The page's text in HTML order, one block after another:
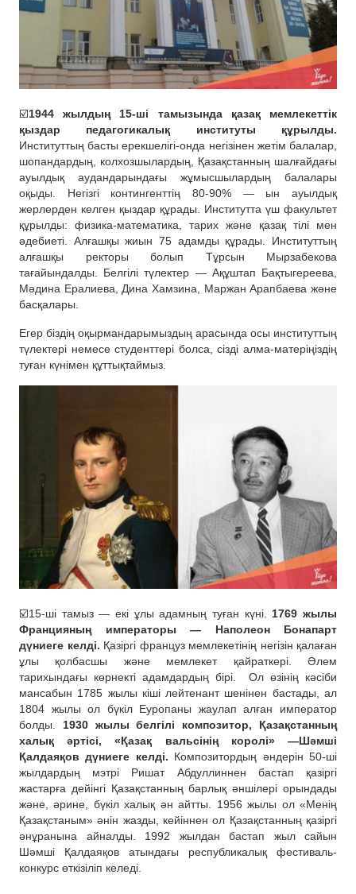
☑️1944 жылдың 15-ші тамызында қазақ мемлекеттік
қыздар педагогикалық институты құрылды.
Институттың басты ерекшелігі-онда негізінен жетім балалар,
шопандардың, колхозшылардың, Қазақстанның шалғайдағы
ауылдық аудандарындағы жұмысшылардың балалары
оқыды. Негізгі контингенттің 80-90% — ын ауылдық
жерлерден келген қыздар құрады. Институтта үш факультет
құрылды: физика-математика, тарих және қазақ тілі мен
әдебиеті. Алғашқы жиын 75 адамды құрады. Институттың
алғашқы ректоры болып Тұрсын Мырзабекова
тағайындалды. Белгілі түлектер — Ақұштап Бақтыгереева,
Мәдина Ералиева, Дина Хамзина, Маржан Арапбаева және
басқалары.
Егер біздің оқырмандарымыздың арасында осы институттың
түлектері немесе студенттері болса, сізді алма-матеріңіздің
туған күнімен құттықтаймыз.
☑️15-ші тамыз — екі ұлы адамның туған күні. 1769 жылы
Францияның императоры — Наполеон Бонапарт
дүниеге келді. Қазіргі француз мемлекетінің негізін қалаған
ұлы қолбасшы және мемлекет қайраткері. Әлем
тарихындағы көрнекті адамдардың бірі.
Ол өзінің кәсіби
мансабын 1785 жылы кіші лейтенант шенінен бастады, ал
1804 жылы ол бүкіл Еуропаны жаулап алған император
болды. 1930 жылы белгілі композитор, Қазақстанның
халық әртісі, «Қазақ вальсінің королі» —Шәмші
Қалдаяқов дүниеге келді. Композитордың әндерін 50-ші
жылдардың мэтрі Ришат Абдуллиннен бастап қазіргі
жастарға дейінгі Қазақстанның барлық әншілері орындады
және, әрине, бүкіл халық ән айтты. 1956 жылы ол «Менің
Қазақстаным» әнін жазды, кейіннен ол Қазақстанның қазіргі
әнұранына айналды. 1992 жылдан бастап жыл сайын
Шәмші Қалдаяқов атындағы республикалық фестиваль-
конкурс өткізіліп келеді.